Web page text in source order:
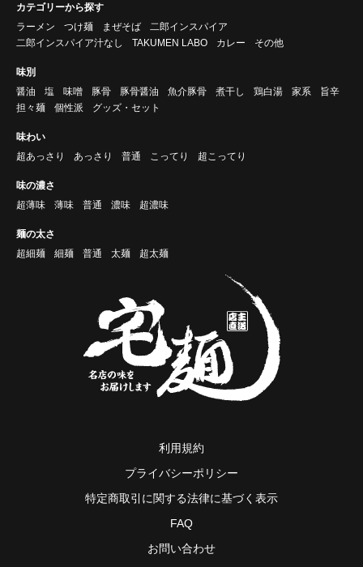
カテゴリーから探す
ラーメン
つけ麺 まぜそば
二郎インスパイア
二郎インスパイア汁なし
TAKUMEN LABO カレー その他
味別
醤油
塩 味噌 豚骨 豚骨醤油 魚介豚骨 煮干し 鶏白湯 家系
旨辛
担々麺
個性派 グッズ・セット
味わい
超あっさり
あっさり 普通 こってり 超こってり
味の濃さ
超薄味
薄味 普通 濃味 超濃味
麺の太さ
超細麺
細麺 普通 太麺 超太麺
利用規約
プライバシーポリシー
特定商取引に関する法律に基づく表示
FAQ
お問い合わせ